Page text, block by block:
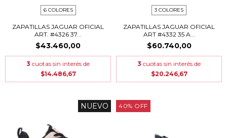
6 COLORES
ZAPATILLAS JAGUAR OFICIAL
ART. #4326 37...
$43.460,00
3 cuotas sin interés de
$14.486,67
3 COLORES
ZAPATILLAS JAGUAR OFICIAL
ART #4332 35 A...
$60.740,00
3 cuotas sin interés de
$20.246,67
NUEVO 40% OFF